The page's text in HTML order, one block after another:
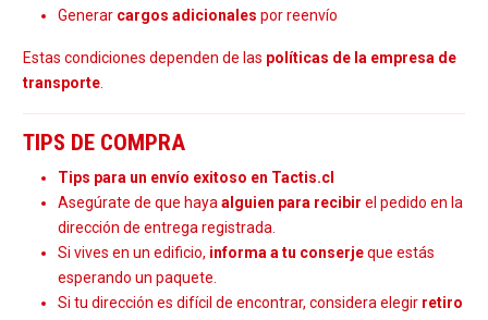
Generar cargos adicionales por reenvío
Estas condiciones dependen de las políticas de la empresa de
transporte
TIPS DE COMPRA
Tips para un envío exitoso en Tactis.cl
Asegúrate de que hayaalguien para recibir el pedido en la
dirección de entrega registrada.
Si vives en un edificio, informa a tu conserjeque estás
esperando un paquete.
Si tu dirección es difícil de encontrar, considera elegir retiro